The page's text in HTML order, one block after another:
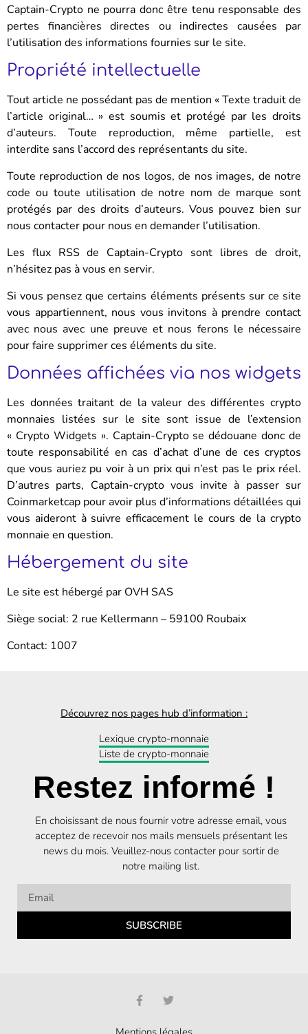
Captain-Crypto ne pourra donc être tenu responsable des
pertes financières directes ou indirectes causées par
l’utilisation des informations fournies sur le site.
Propriété intellectuelle
Tout article ne possédant pas de mention « Texte traduit de
l’article original… » est soumis et protégé par les droits
d’auteurs. Toute reproduction, même partielle, est
interdite sans l’accord des représentants du site.
Toute reproduction de nos logos, de nos images, de notre
code ou toute utilisation de notre nom de marque sont
protégés par des droits d’auteurs. Vous pouvez bien sur
nous contacter pour nous en demander l’utilisation.
Les flux RSS de Captain-Crypto sont libres de droit,
n’hésitez pas à vous en servir.
Si vous pensez que certains éléments présents sur ce site
vous appartiennent, nous vous invitons à prendre contact
avec nous avec une preuve et nous ferons le nécessaire
pour faire supprimer ces éléments du site.
Données affichées via nos widgets
Les données traitant de la valeur des différentes crypto
monnaies listées sur le site sont issue de l’extension
« Crypto Widgets ». Captain-Crypto se dédouane donc de
toute responsabilité en cas d’achat d’une de ces cryptos
que vous auriez pu voir à un prix qui n’est pas le prix réel.
D’autres parts, Captain-crypto vous invite à passer sur
Coinmarketcap pour avoir plus d’informations détaillées qui
vous aideront à suivre efficacement le cours de la crypto
monnaie en question.
Hébergement du site
Le site est hébergé par OVH SAS
Siège social: 2 rue Kellermann – 59100 Roubaix
Contact: 1007
Découvrez nos pages hub d’information :
Lexique crypto-monnaie
Liste de crypto-monnaie
Restez informé !
En choisissant de nous fournir votre adresse email, vous
acceptez de recevoir nos mails mensuels présentant les
news du mois. Veuillez-nous contacter pour sortir de
notre mailing list.
SUBSCRIBE